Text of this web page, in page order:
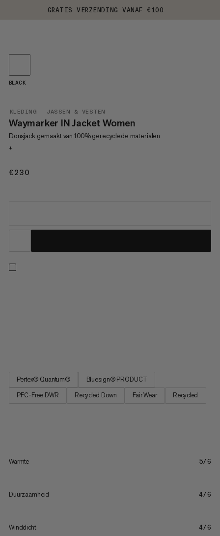
GRATIS VERZENDING VANAF €100
KLEDING JASSEN & VESTEN
Waymarker IN Jacket Women
Donsjack gemaakt van 100% gerecyclede materialen
+
€230
BLACK
Pertex® Quantum®
Bluesign® PRODUCT
PFC-Free DWR
Recycled Down Fair Wear Recycled
Warmte 5/6
Duurzaamheid 4/6
Winddicht 4/6